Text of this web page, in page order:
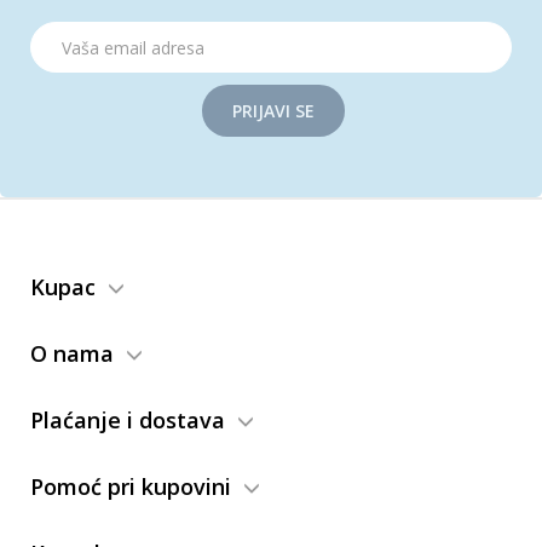
PRIJAVI SE
Kupac
O nama
Plaćanje i dostava
Pomoć pri kupovini